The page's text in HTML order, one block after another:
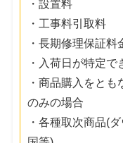
・設置料
・工事料引取料
・長期修理保証料
・入荷日が特定
・商品購入をとも
のみの場合
・各種取次商品(